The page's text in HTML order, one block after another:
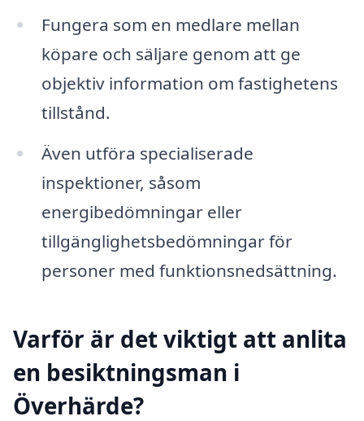
Fungera som en medlare mellan
köpare och säljare genom att ge
objektiv information om fastighetens
tillstånd.
Även utföra specialiserade
inspektioner, såsom
energibedömningar eller
tillgänglighetsbedömningar för
personer med funktionsnedsättning.
Varför är det viktigt att anlita
en besiktningsman i
Överhärde?